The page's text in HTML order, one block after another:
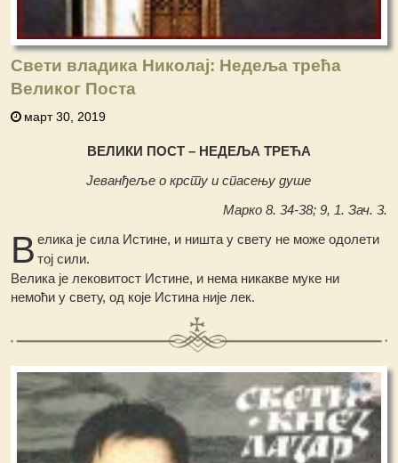
Свети владика Николај: Недеља трећа
Великог Поста
март 30, 2019
ВЕЛИКИ ПОСТ – НЕДЕЉА ТРЕЋА
Јеванђеље о крсту и спасењу душе
Марко 8. 34-38; 9, 1. Зач. 3.
В елика је сила Истине, и ништа у свету не може одолети
тој сили.
Велика је лековитост Истине, и нема никакве муке ни
немоћи у свету, од које Истина није лек.